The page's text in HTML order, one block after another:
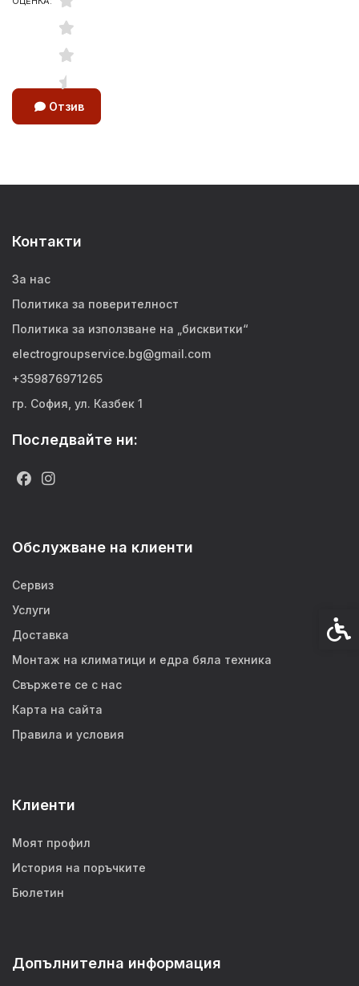
Отзив
Контакти
За нас
Политика за поверителност
Политика за използване на „бисквитки“
electrogroupservice.bg@gmail.com
+359876971265
гр. София, ул. Казбек 1
Последвайте ни:
Обслужване на клиенти
Сервиз
Услуги
Доставка
Монтаж на климатици и едра бяла техника
Свържете се с нас
Карта на сайта
Правила и условия
Клиенти
Моят профил
История на поръчките
Бюлетин
Допълнителна информация